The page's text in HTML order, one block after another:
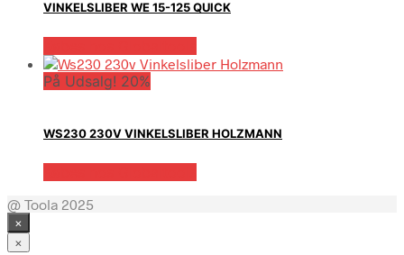
VINKELSLIBER WE 15-125 QUICK
På Udsalg! 20%
WS230 230V VINKELSLIBER HOLZMANN
@ Toola 2025
×
×